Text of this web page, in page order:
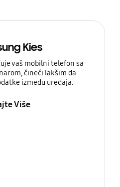
Kies
vaš mobilni telefon sa
čineći lakšim da
između uređaja.
Više